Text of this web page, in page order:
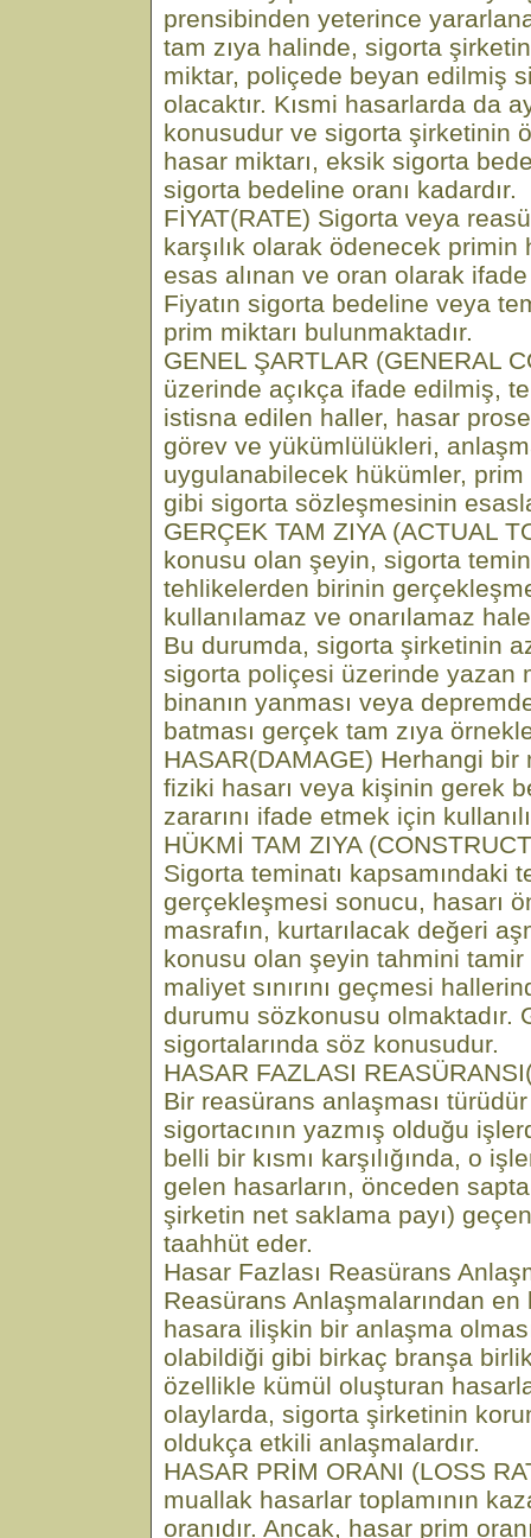
prensibinden yeterince
tam zıya halinde, sigorta
miktar, poliçede beyan edilmiş
olacaktır. Kısmi hasarlarda da
konusudur ve sigorta şirketinin
hasar miktarı, eksik sigorta
sigorta bedeline oranı kadardır.
FİYAT(RATE) Sigorta veya
karşılık olarak ödenecek primin
esas alınan ve oran olarak
Fiyatın sigorta bedeline veya
prim miktarı bulunmaktadır.
GENEL ŞARTLAR (GENERAL
üzerinde açıkça ifade edilmiş,
istisna edilen haller, hasar
görev ve yükümlülükleri,
uygulanabilecek hükümler,
gibi sigorta sözleşmesinin
GERÇEK TAM ZIYA (ACTUAL
konusu olan şeyin, sigorta
tehlikelerden birinin
kullanılamaz ve onarılamaz
Bu durumda, sigorta şirketinin
sigorta poliçesi üzerinde yazan
binanın yanması veya
batması gerçek tam zıya
HASAR(DAMAGE) Herhangi
fiziki hasarı veya kişinin gerek
zararını ifade etmek için
HÜKMİ TAM ZIYA
Sigorta teminatı kapsamındaki
gerçekleşmesi sonucu, hasarı
masrafın, kurtarılacak değeri
konusu olan şeyin tahmini tamir
maliyet sınırını geçmesi
durumu sözkonusu olmaktadır.
sigortalarında söz konusudur.
HASAR FAZLASI
Bir reasürans anlaşması
sigortacının yazmış olduğu
belli bir kısmı karşılığında, o
gelen hasarların, önceden
şirketin net saklama payı) geçen
taahhüt eder.
Hasar Fazlası Reasürans
Reasürans Anlaşmalarından en
hasara ilişkin bir anlaşma
olabildiği gibi birkaç branşa
özellikle kümül oluşturan
olaylarda, sigorta şirketinin
oldukça etkili anlaşmalardır.
HASAR PRİM ORANI (LOSS
muallak hasarlar toplamının
oranıdır. Ancak, hasar prim